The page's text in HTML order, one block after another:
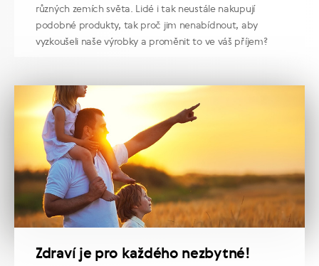
různých zemích světa. Lidé i tak neustále nakupují
podobné produkty, tak proč jim nenabídnout, aby
vyzkoušeli naše výrobky a proměnit to ve váš příjem?
Zdraví je pro každého nezbytné!